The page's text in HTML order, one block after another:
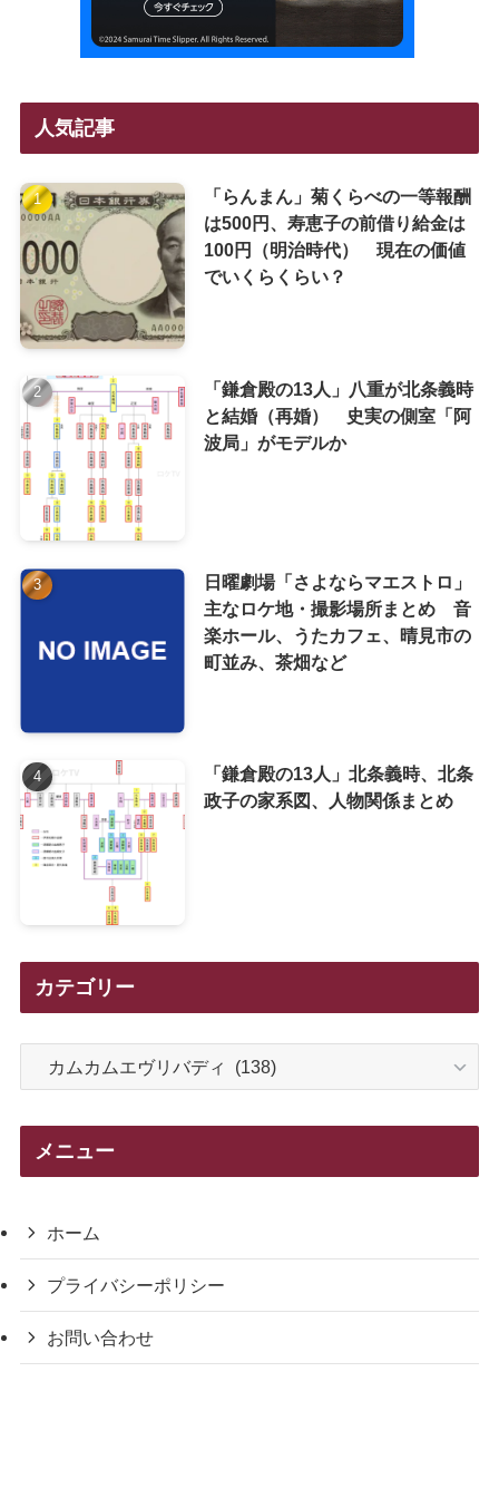
人気記事
「らんまん」菊くらべの一等報酬
は500円、寿恵子の前借り給金は
100円（明治時代） 現在の価値
でいくらくらい？
「鎌倉殿の13人」八重が北条義時
と結婚（再婚） 史実の側室「阿
波局」がモデルか
日曜劇場「さよならマエストロ」
主なロケ地・撮影場所まとめ 音
楽ホール、うたカフェ、晴見市の
町並み、茶畑など
「鎌倉殿の13人」北条義時、北条
政子の家系図、人物関係まとめ
カテゴリー
メニュー
ホーム
プライバシーポリシー
お問い合わせ